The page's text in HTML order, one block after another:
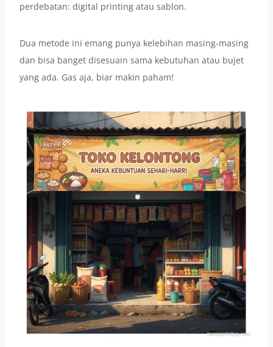
perdebatan: digital printing atau sablon.
Dua metode ini emang punya kelebihan masing-masing
dan bisa banget disesuain sama kebutuhan atau bujet
yang ada. Gas aja, biar makin paham!